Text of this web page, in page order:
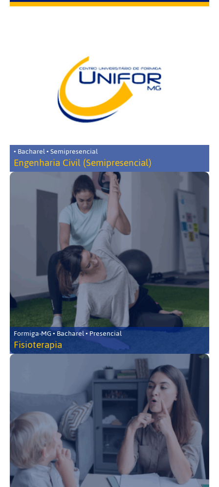
• Bacharel • Semipresencial
Engenharia Civil (Semipresencial)
Formiga-MG • Bacharel • Presencial
Fisioterapia